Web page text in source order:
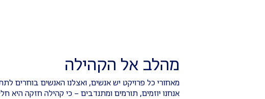
מהלב אל הקהילה
מאחורי כל פרויקט יש אנשים, ואצלנו האנשים בוחרים
אנחנו יוזמים, תורמים ומתנדבים – כי קהילה חזקה היא